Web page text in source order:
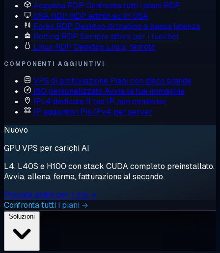
Acquista RDP Confronta tutti i piani RDP
USA RDP RDP admin su IP USA
Forex RDP Desktop di trading a bassa latenza
Botting RDP Sempre attivo per i tuoi bot
Linux RDP Desktop Linux, remoto
COMPONENTI AGGIUNTIVI
VPS di archiviazione Piani con disco grande
ISO personalizzato Avvia la tua immagine
IPv4 dedicato Il tuo IP, non condiviso
IP aggiuntivi Più IPv4 per server
Nuovo
GPU VPS per carichi AI
L4, L40S e H100 con stack CUDA completo preinstallato.
Avvia, allena, ferma, fatturazione al secondo.
Provala gratis per 1 ora →
Confronta tutti i piani →